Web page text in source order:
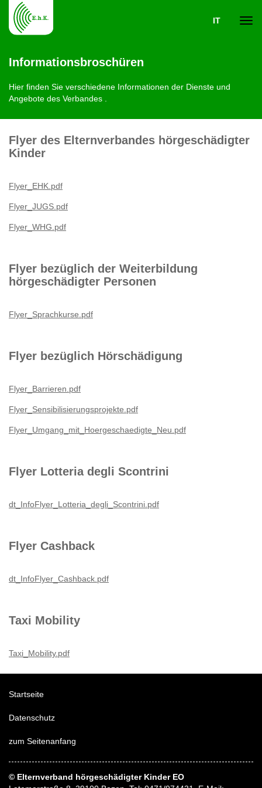
IT
Informationsbroschüren
Hier finden Sie verschiedene Informationen der Dienste und
Angebote des Verbandes .
Flyer des Elternverbandes hörgeschädigter
Kinder
Flyer_EHK.pdf
Flyer_JUGS.pdf
Flyer_WHG.pdf
Flyer bezüglich der Weiterbildung
hörgeschädigter Personen
Flyer_Sprachkurse.pdf
Flyer bezüglich Hörschädigung
Flyer_Barrieren.pdf
Flyer_Sensibilisierungsprojekte.pdf
Flyer_Umgang_mit_Hoergeschaedigte_Neu.pdf
Flyer Lotteria degli Scontrini
dt_InfoFlyer_Lotteria_degli_Scontrini.pdf
Flyer Cashback
dt_InfoFlyer_Cashback.pdf
Taxi Mobility
Taxi_Mobility.pdf
Startseite
Datenschutz
zum Seitenanfang
© Elternverband hörgeschädigter Kinder EO